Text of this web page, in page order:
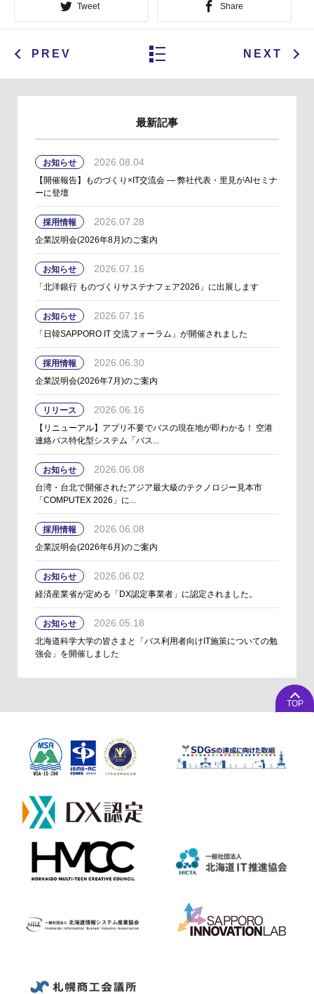
Tweet Share
PREV NEXT
最新記事
お知らせ 2026.08.04
【開催報告】ものづくり×IT交流会 ― 弊社代表・里見がAIセミナ
ーに登壇
採用情報 2026.07.28
企業説明会(2026年8月)のご案内
お知らせ 2026.07.16
「北洋銀行 ものづくりサステナフェア2026」に出展します
お知らせ 2026.07.16
「日韓SAPPORO IT 交流フォーラム」が開催されました
採用情報 2026.06.30
企業説明会(2026年7月)のご案内
リリース 2026.06.16
【リニューアル】アプリ不要でバスの現在地が即わかる！ 空港
連絡バス特化型システム「バス...
お知らせ 2026.06.08
台湾・台北で開催されたアジア最大級のテクノロジー見本市
「COMPUTEX 2026」に...
採用情報 2026.06.08
企業説明会(2026年6月)のご案内
お知らせ 2026.06.02
経済産業省が定める「DX認定事業者」に認定されました。
お知らせ 2026.05.18
北海道科学大学の皆さまと「バス利用者向けIT施策についての勉
強会」を開催しました
TOP